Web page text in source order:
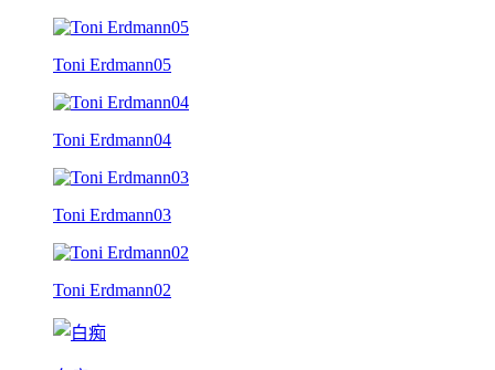
Toni Erdmann05
Toni Erdmann04
Toni Erdmann03
Toni Erdmann02